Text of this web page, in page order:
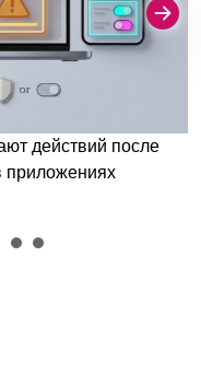
действий после
приложениях